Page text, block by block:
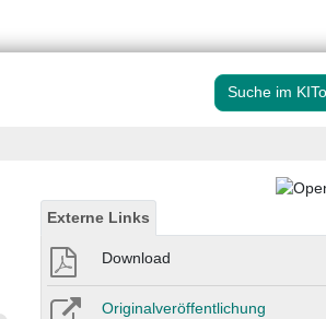
Suche im
Externe Links
Download
Originalveröffentlichung